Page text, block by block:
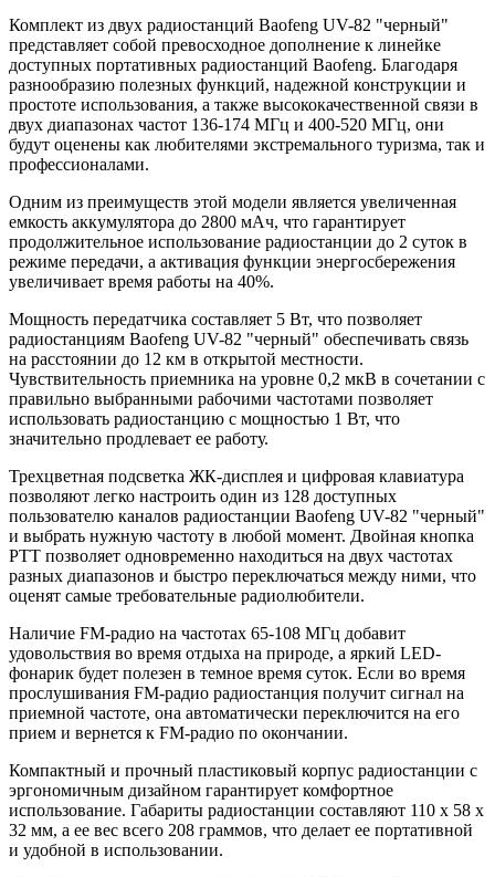
Комплект из двух радиостанций Baofeng UV-82 "черный"
представляет собой превосходное дополнение к линейке
доступных портативных радиостанций Baofeng. Благодаря
разнообразию полезных функций, надежной конструкции и
простоте использования, а также высококачественной связи в
двух диапазонах частот 136-174 МГц и 400-520 МГц, они
будут оценены как любителями экстремального туризма, так и
профессионалами.
Одним из преимуществ этой модели является увеличенная
емкость аккумулятора до 2800 мАч, что гарантирует
продолжительное использование радиостанции до 2 суток в
режиме передачи, а активация функции энергосбережения
увеличивает время работы на 40%.
Мощность передатчика составляет 5 Вт, что позволяет
радиостанциям Baofeng UV-82 "черный" обеспечивать связь
на расстоянии до 12 км в открытой местности.
Чувствительность приемника на уровне 0,2 мкВ в сочетании с
правильно выбранными рабочими частотами позволяет
использовать радиостанцию с мощностью 1 Вт, что
значительно продлевает ее работу.
Трехцветная подсветка ЖК-дисплея и цифровая клавиатура
позволяют легко настроить один из 128 доступных
пользователю каналов радиостанции Baofeng UV-82 "черный"
и выбрать нужную частоту в любой момент. Двойная кнопка
PTT позволяет одновременно находиться на двух частотах
разных диапазонов и быстро переключаться между ними, что
оценят самые требовательные радиолюбители.
Наличие FM-радио на частотах 65-108 МГц добавит
удовольствия во время отдыха на природе, а яркий LED-
фонарик будет полезен в темное время суток. Если во время
прослушивания FM-радио радиостанция получит сигнал на
приемной частоте, она автоматически переключится на его
прием и вернется к FM-радио по окончании.
Компактный и прочный пластиковый корпус радиостанции с
эргономичным дизайном гарантирует комфортное
использование. Габариты радиостанции составляют 110 х 58 x
32 мм, а ее вес всего 208 граммов, что делает ее портативной
и удобной в использовании.